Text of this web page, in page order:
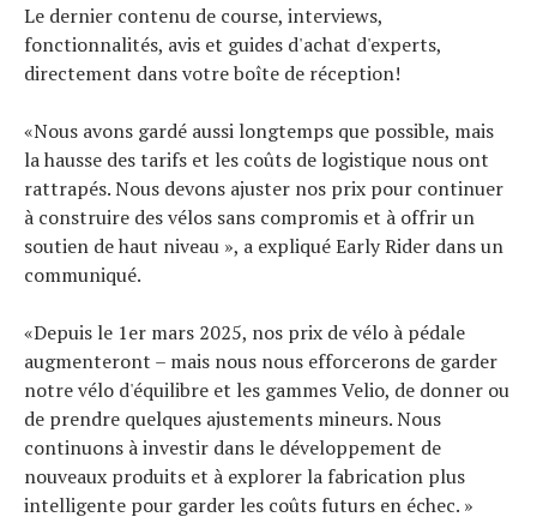
Le dernier contenu de course, interviews,
fonctionnalités, avis et guides d'achat d'experts,
directement dans votre boîte de réception!
«Nous avons gardé aussi longtemps que possible, mais
la hausse des tarifs et les coûts de logistique nous ont
rattrapés. Nous devons ajuster nos prix pour continuer
à construire des vélos sans compromis et à offrir un
soutien de haut niveau », a expliqué Early Rider dans un
communiqué.
«Depuis le 1er mars 2025, nos prix de vélo à pédale
augmenteront – mais nous nous efforcerons de garder
notre vélo d'équilibre et les gammes Velio, de donner ou
de prendre quelques ajustements mineurs. Nous
continuons à investir dans le développement de
nouveaux produits et à explorer la fabrication plus
intelligente pour garder les coûts futurs en échec. »